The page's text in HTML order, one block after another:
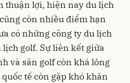
thuận lợi, hiện nay du lịch
còn nhiều điểm hạn
có những công ty du lịch
golf. Sự liên kết giữa
và sân golf còn khá lỏng
tế còn gặp khó khăn